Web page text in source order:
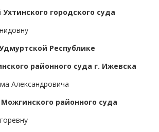
Ухтинского городского суда
Республике
районного суда г. Ижевска
Александровича
районного суда